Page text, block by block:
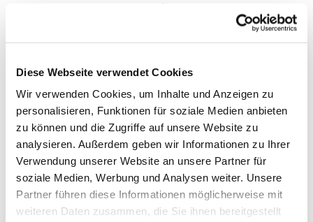
Diese Webseite verwendet Cookies
Wir verwenden Cookies, um Inhalte und Anzeigen zu
personalisieren, Funktionen für soziale Medien anbieten
zu können und die Zugriffe auf unsere Website zu
analysieren. Außerdem geben wir Informationen zu Ihrer
Verwendung unserer Website an unsere Partner für
soziale Medien, Werbung und Analysen weiter. Unsere
Partner führen diese Informationen möglicherweise mit
weiteren Daten zusammen, die Sie ihnen bereitgestellt
Ansprechpartner: T. Kraft, Tel.: 05255 281 021